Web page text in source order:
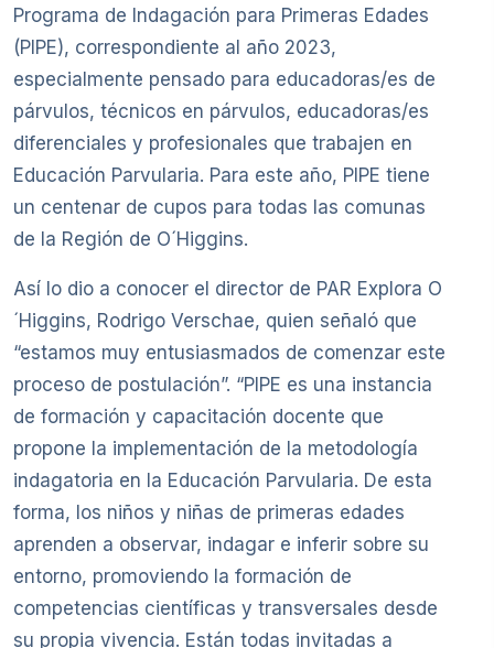
Programa de Indagación para Primeras Edades
(PIPE), correspondiente al año 2023,
especialmente pensado para educadoras/es de
párvulos, técnicos en párvulos, educadoras/es
diferenciales y profesionales que trabajen en
Educación Parvularia. Para este año, PIPE tiene
un centenar de cupos para todas las comunas
de la Región de O´Higgins.
Así lo dio a conocer el director de PAR Explora O
´Higgins, Rodrigo Verschae, quien señaló que
“estamos muy entusiasmados de comenzar este
proceso de postulación”. “PIPE es una instancia
de formación y capacitación docente que
propone la implementación de la metodología
indagatoria en la Educación Parvularia. De esta
forma, los niños y niñas de primeras edades
aprenden a observar, indagar e inferir sobre su
entorno, promoviendo la formación de
competencias científicas y transversales desde
su propia vivencia. Están todas invitadas a